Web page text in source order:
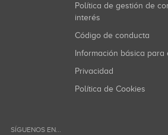
Política de gestión de conflictos de
interés
Código de conducta
Información básica para
Privacidad
Política de Cookies
SÍGUENOS EN...